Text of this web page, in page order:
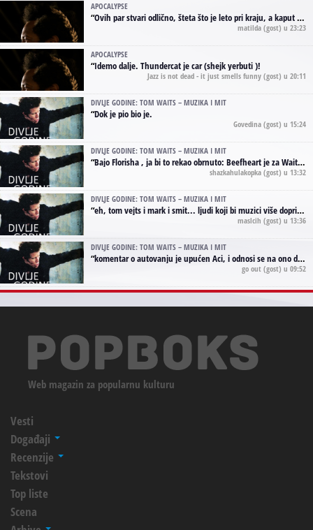
APOCALYPSE
“Ovih par stvari odlično, šteta što je leto pri kraju, a kaput koji te vervoatno podseća na pirotski ćilim je iz tradicije Navaho indijanaca ;)
matilda (gost) u 23:23
APOCALYPSE
“Idemo dalje. Thundercat je car (shejk yerbuti )!
Jazz is not dead - it just smells funny (gost) u 20:11
DIVLJE GODINE: TOM WAITS – MUZIKA I MIT
“Dok je pio bio je.
Govedina (gost) u 15:24
DIVLJE GODINE: TOM WAITS – MUZIKA I MIT
“Bajo Florisha , ja bi to rekao obrnuto: Beefheart je za Waitsa, isto sto i Hendrix za Lenny Kravitza
shazkahulakopka (gost) u 13:32
DIVLJE GODINE: TOM WAITS – MUZIKA I MIT
“eh, tom vejts i mark i smit... ljudi koji bi muzici više doprineli da su radili kao vozači tramvaja u gsp-u.
maslcih (gost) u 13:36
DIVLJE GODINE: TOM WAITS – MUZIKA I MIT
“komentar o autovanju je upućen Aci, i odnosi se na ono drugo autovanje...'senzualnost Waitsa' ;)
go out (gost) u 09:52
Web magazin za popularnu kulturu
Vesti
Događaji
Recenzije
Tekstovi
Top liste
Scena